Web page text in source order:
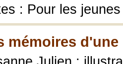
: Pour les jeunes
mémoires d'une